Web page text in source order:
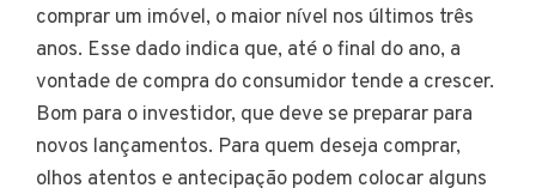
comprar um imóvel, o maior nível nos últimos três
anos. Esse dado indica que, até o final do ano, a
vontade de compra do consumidor tende a crescer.
Bom para o investidor, que deve se preparar para
novos lançamentos. Para quem deseja comprar,
olhos atentos e antecipação podem colocar alguns